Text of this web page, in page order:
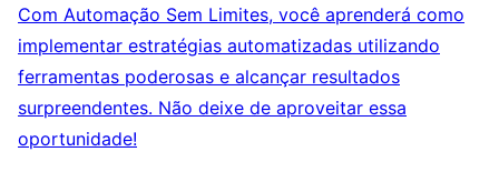
Com Automação Sem Limites, você aprenderá como
implementar estratégias automatizadas utilizando
ferramentas poderosas e alcançar resultados
surpreendentes. Não deixe de aproveitar essa
oportunidade!